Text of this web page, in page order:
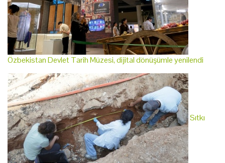
Özbekistan Devlet Tarih Müzesi, dijital dönüşümle yenilendi
Sıtkı